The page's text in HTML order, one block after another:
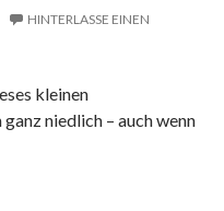
HINTERLASSE EINEN
kleinen
niedlich – auch wenn